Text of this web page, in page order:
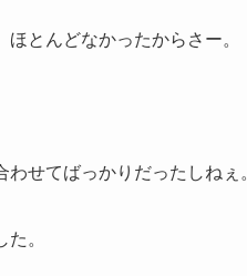
とんどなかったからさー。
せてばっかりだったしねぇ。
。